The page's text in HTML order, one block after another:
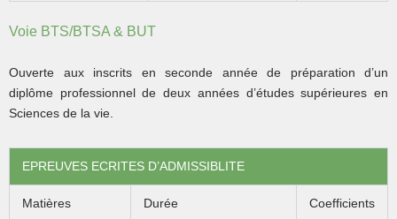
Voie BTS/BTSA & BUT
Ouverte aux inscrits en seconde année de préparation d’un
diplôme professionnel de deux années d’études supérieures en
Sciences de la vie.
EPREUVES ECRITES D’ADMISSIBLITE
Matières Durée Coefficients